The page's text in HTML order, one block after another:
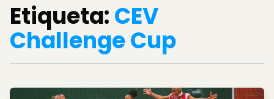
Etiqueta:CEV
Challenge Cup